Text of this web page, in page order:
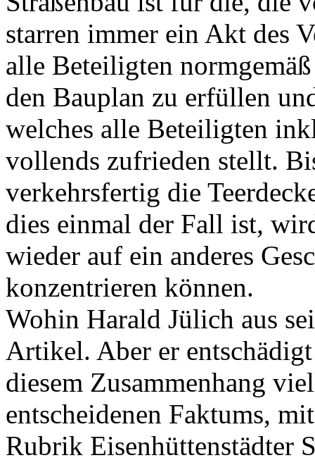
starren immer ein Akt des
alle Beteiligten
den Bauplan zu erfüllen
welches alle Beteiligten
vollends zufrieden stellt.
verkehrsfertig die
dies einmal der Fall ist,
wieder auf ein anderes
konzentrieren können.
Wohin Harald Jülich aus
Artikel. Aber er
diesem Zusammenhang
entscheidenen Faktums,
Rubrik Eisenhüttenstädter